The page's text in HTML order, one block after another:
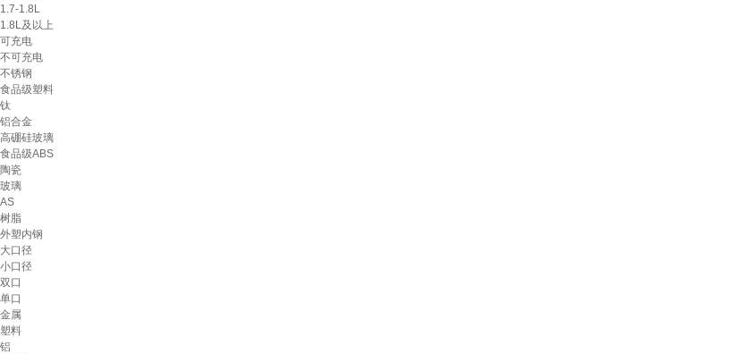
1.7-1.8L
1.8L及以上
可充电
不可充电
不锈钢
食品级塑料
钛
铝合金
高硼硅玻璃
食品级ABS
陶瓷
玻璃
AS
树脂
外塑内钢
大口径
小口径
双口
单口
金属
塑料
铝